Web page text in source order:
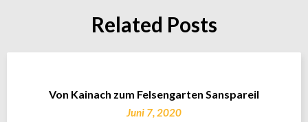
Related Posts
Von Kainach zum Felsengarten Sanspareil
Juni 7, 2020